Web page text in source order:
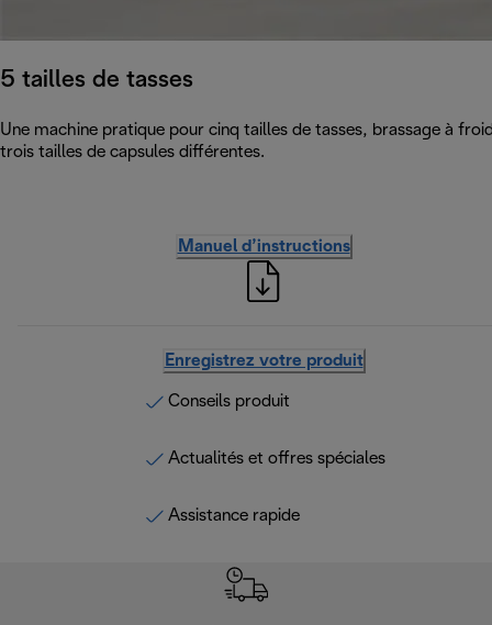
5 tailles de tasses
Une machine pratique pour cinq tailles de tasses, brassage à
trois tailles de capsules différentes.
Manuel d’instructions
Enregistrez votre produit
Conseils produit
Actualités et offres spéciales
Assistance rapide